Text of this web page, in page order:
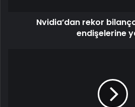
Nvidia’dan rekor
endişelerine